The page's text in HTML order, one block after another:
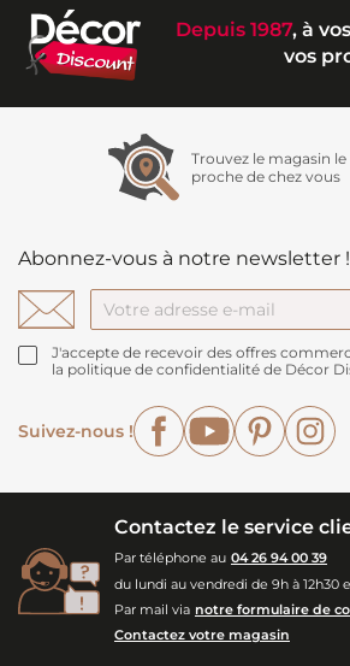
Depuis 1987, à
vos
Trouvez le magasin le
proche de chez vous
Abonnez-vous à notre newsletter !
J'accepte de recevoir des offres
la politique de confidentialité de Décor
Suivez-nous !
FacebookYouTube
Contactez le service
Par téléphone au 04 26 94 00 39
du lundi au vendredi de 9h à 12h30
Par mail via notre formulaire de
Contactez votre magasin